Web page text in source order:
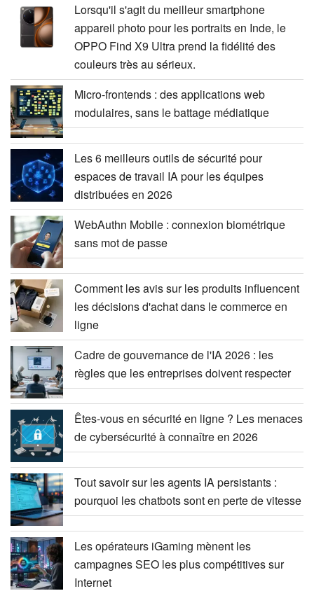
Lorsqu'il s'agit du meilleur smartphone
appareil photo pour les portraits en Inde, le
OPPO Find X9 Ultra prend la fidélité des
couleurs très au sérieux.
Micro-frontends : des applications web
modulaires, sans le battage médiatique
Les 6 meilleurs outils de sécurité pour
espaces de travail IA pour les équipes
distribuées en 2026
WebAuthn Mobile : connexion biométrique
sans mot de passe
Comment les avis sur les produits influencent
les décisions d'achat dans le commerce en
ligne
Cadre de gouvernance de l'IA 2026 : les
règles que les entreprises doivent respecter
Êtes-vous en sécurité en ligne ? Les menaces
de cybersécurité à connaître en 2026
Tout savoir sur les agents IA persistants :
pourquoi les chatbots sont en perte de vitesse
Les opérateurs iGaming mènent les
campagnes SEO les plus compétitives sur
Internet